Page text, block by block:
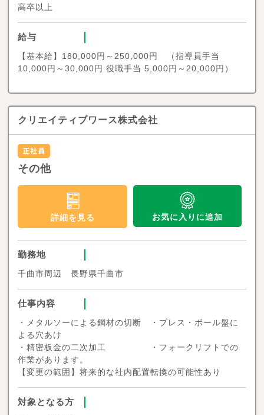
高卒以上
給与
【基本給】180,000円～250,000円 （指導員手当
10,000円～30,000円 役職手当 5,000円～20,000円）
クリエイティブワース株式会社
その他
詳細を見る お気に入りに追加
勤務地
千曲市周辺 長野県千曲市
仕事内容
・メタルソーによる鋼材の切断 ・プレス・ボール盤に
よる穴あけ
・精密板金の二次加工 ・フォークリフトでの
作業があります。
【変更の範囲】将来的な社内配置転換の可能性あり
対象となる方